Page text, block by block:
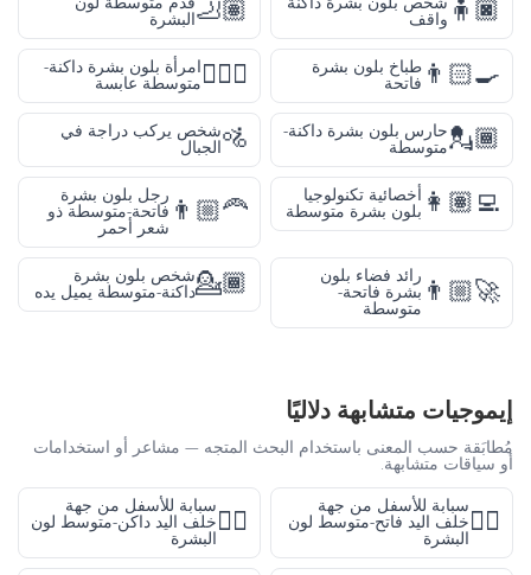
🧍🏿 واقف
🦶🏽البشرة
👨🏻‍🍳 طباخ بلون بشرة
فاتحة
🙎🏾‍♀️امرأة بلون بشرة داكنة-
متوسطة عابسة
💂🏾حارس بلون بشرة داكنة-
متوسطة
🚵شخص يركب دراجة في
الجبال
👩🏽‍💻 أخصائية تكنولوجيا
بلون بشرة متوسطة
👨🏼‍🦰
رجل بلون بشرة
فاتحة-متوسطة ذو
شعر أحمر
👨🏼‍🚀
رائد فضاء بلون
بشرة فاتحة-
متوسطة
💁🏾شخص بلون بشرة
داكنة-متوسطة يميل يده
إيموجيات متشابهة دلاليًا
مُطابَقة حسب المعنى باستخدام البحث المتجه — مشاعر أو استخدامات
أو سياقات متشابهة.
👇🏼
سبابة للأسفل من جهة
خلف اليد فاتح-متوسط لون
البشرة
👇🏾
سبابة للأسفل من جهة
خلف اليد داكن-متوسط لون
البشرة